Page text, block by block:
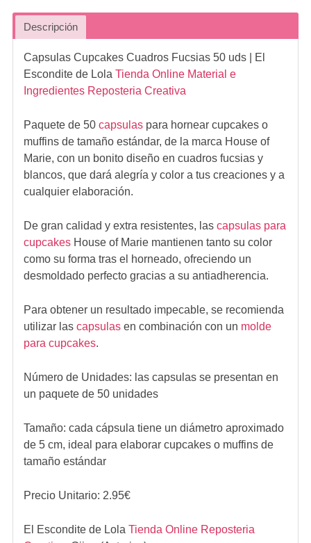
Descripción
Capsulas Cupcakes Cuadros Fucsias 50 uds| El
Escondite de Lola Tienda Online Material e
Ingredientes Reposteria Creativa
Paquete de 50 capsulaspara hornear cupcakes o
muffins de tamaño estándar, de la marca House of
Marie, con un bonito diseño en cuadros fucsias y
blancos, que dará alegría y color a tus creaciones y a
cualquier elaboración.
De gran calidad y extra resistentes, las capsulas para
cupcakesHouse of Marie mantienen tanto su color
como su forma tras el horneado, ofreciendo un
desmoldado perfecto gracias a su antiadherencia.
Para obtener un resultado impecable, se recomienda
utilizar las capsulasen combinación con un molde
para cupcakes.
Número de Unidades: las capsulas se presentan en
un paquete de 50 unidades
Tamaño: cada cápsula tiene un diámetro aproximado
de 5 cm, ideal para elaborar cupcakes o muffins de
tamaño estándar
Precio Unitario: 2.95€
El Escondite de Lola Tienda Online Reposteria